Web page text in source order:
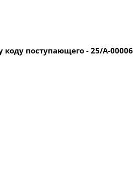
поступающего - 25/А-00006